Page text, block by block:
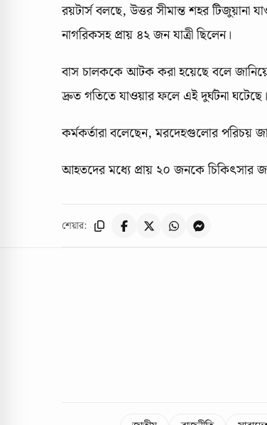
রয়টার্স বলছে, উত্তর সীমান্ত শহর
নাগরিকসহ প্রায় ৪২ জন যাত্রী ছিলেন।
বাস চালককে আটক করা হয়েছে বলে
দ্রুত গতিতে যাওয়ার ফলে এই দুর্ঘটনা ঘটেছে।
কর্মকর্তারা বলেছেন, মরদেহগুলোর পরিচয়
আহতদের মধ্যে প্রায় ২০ জনকে চিকিৎসার
শেয়ার: